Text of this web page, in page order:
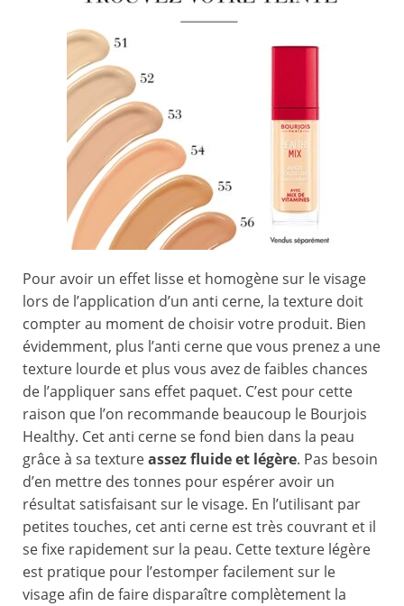
Pour avoir un effet lisse et homogène sur le visage
lors de l’application d’un anti cerne, la texture doit
compter au moment de choisir votre produit. Bien
évidemment, plus l’anti cerne que vous prenez a une
texture lourde et plus vous avez de faibles chances
de l’appliquer sans effet paquet. C’est pour cette
raison que l’on recommande beaucoup le Bourjois
Healthy. Cet anti cerne se fond bien dans la peau
grâce à sa textureassez fluide et légère. Pas besoin
d’en mettre des tonnes pour espérer avoir un
résultat satisfaisant sur le visage. En l’utilisant par
petites touches, cet anti cerne est très couvrant et il
se fixe rapidement sur la peau. Cette texture légère
est pratique pour l’estomper facilement sur le
visage afin de faire disparaître complètement la